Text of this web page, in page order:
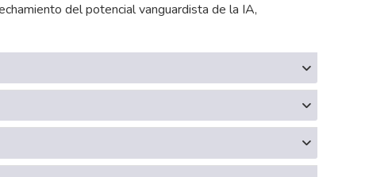
del potencial vanguardista de la IA,